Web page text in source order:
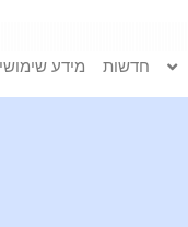
חדשות מידע שימושי